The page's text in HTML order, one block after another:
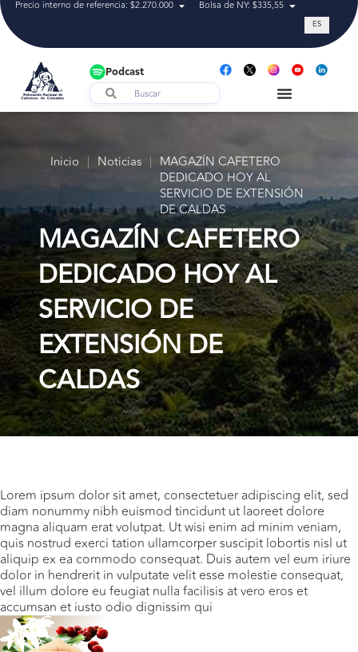
Precio interno de referencia: $2.270.000 Bolsa de NY: $335,55 Tasa de
ES
Podcast
Inicio | Noticias | MAGAZÍN CAFETERO
DEDICADO HOY AL
SERVICIO DE EXTENSIÓN
DE CALDAS
MAGAZÍN CAFETERO
DEDICADO HOY AL
SERVICIO DE
EXTENSIÓN DE
CALDAS
Lorem ipsum dolor sit amet, consectetuer adipiscing elit, sed
diam nonummy nibh euismod tincidunt ut laoreet dolore
magna aliquam erat volutpat. Ut wisi enim ad minim veniam,
quis nostrud exerci tation ullamcorper suscipit lobortis nisl ut
aliquip ex ea commodo consequat. Duis autem vel eum iriure
dolor in hendrerit in vulputate velit esse molestie consequat,
vel illum dolore eu feugiat nulla facilisis at vero eros et
accumsan et iusto odio dignissim qui